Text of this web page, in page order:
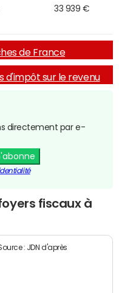
33 939 €
de France
d'impôt sur le revenu
directement par e-
fiscaux à
: JDN d'après